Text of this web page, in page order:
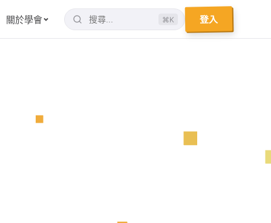
關於學會 ⌘K 登入